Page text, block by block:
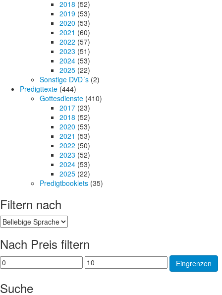
2018 (52)
2019 (53)
2020 (53)
2021 (60)
2022 (57)
2023 (51)
2024 (53)
2025 (22)
Sonstige DVD´s (2)
Predigttexte (444)
Gottesdienste (410)
2017 (23)
2018 (52)
2020 (53)
2021 (53)
2022 (50)
2023 (52)
2024 (53)
2025 (22)
Predigtbooklets (35)
Filtern nach
Nach Preis filtern
Min.
Preis
Max.
Preis
Eingrenzen
Suche